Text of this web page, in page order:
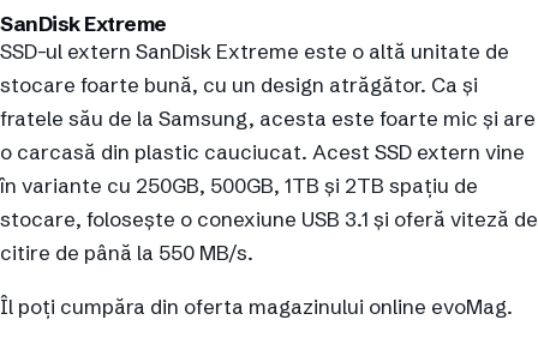
SanDisk Extreme
SSD-ul extern SanDisk Extreme este o altă unitate de
stocare foarte bună, cu un design atrăgător. Ca și
fratele său de la Samsung, acesta este foarte mic și are
o carcasă din plastic cauciucat. Acest SSD extern vine
în variante cu 250GB, 500GB, 1TB și 2TB spațiu de
stocare, folosește o conexiune USB 3.1 și oferă viteză de
citire de până la 550 MB/s.
Îl poți cumpăra din oferta magazinului online evoMag.